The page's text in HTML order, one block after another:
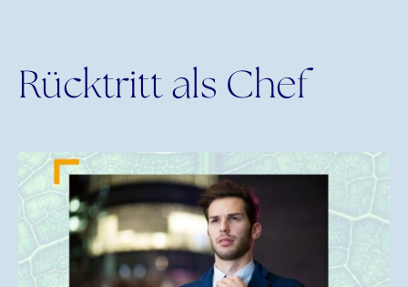
Rücktritt als Chef